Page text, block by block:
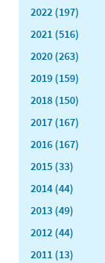
2022 (197)
2021 (516)
2020 (263)
2019 (159)
2018 (150)
2017 (167)
2016 (167)
2015 (33)
2014 (44)
2013 (49)
2012 (44)
2011 (13)